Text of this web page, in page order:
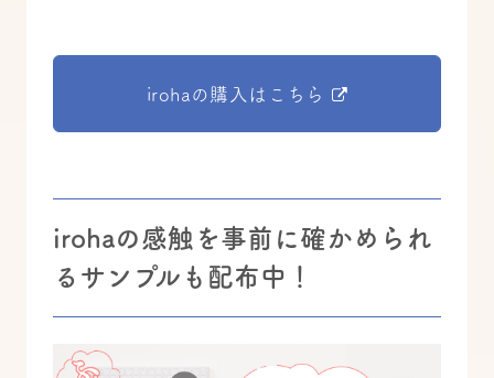
irohaの購入はこちら
irohaの感触を事前に確かめられ
るサンプルも配布中！